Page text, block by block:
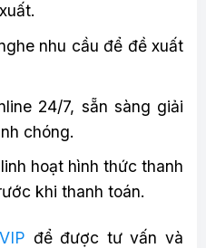
nhu cầu để đề xuất
24/7, sẵn sàng giải
chóng.
hoạt hình thức thanh
khi thanh toán.
để được tư vấn và